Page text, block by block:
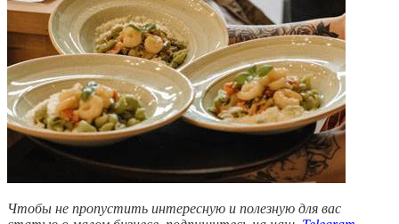
Чтобы не пропустить интересную и полезную для вас